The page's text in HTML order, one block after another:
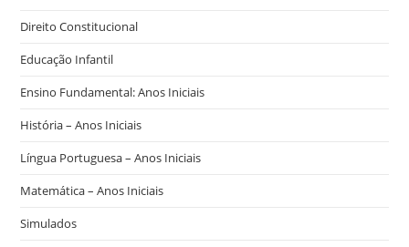
Direito Constitucional
Educação Infantil
Ensino Fundamental: Anos Iniciais
História – Anos Iniciais
Língua Portuguesa – Anos Iniciais
Matemática – Anos Iniciais
Simulados